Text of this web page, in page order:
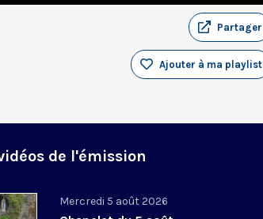
Partager
Ajouter à ma playlist
de l'émission
Mercredi 5 août 2026